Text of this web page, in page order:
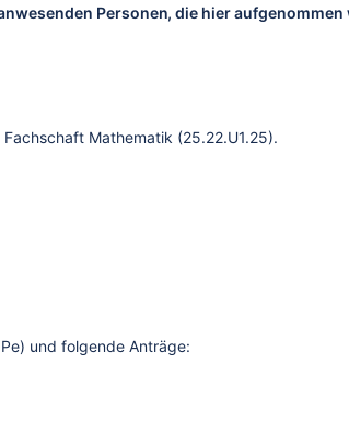
Personen, die hier aufgenommen
Mathematik (25.22.U1.25).
und folgende Anträge: